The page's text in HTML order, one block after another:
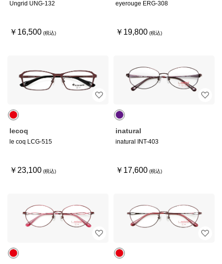
Ungrid UNG-132
￥16,500
eyerouge ERG-308
￥19,800
lecoq
le coq LCG-515
￥23,100
inatural
inatural INT-403
￥17,600